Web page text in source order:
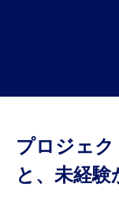
プロジェ
と、未経験